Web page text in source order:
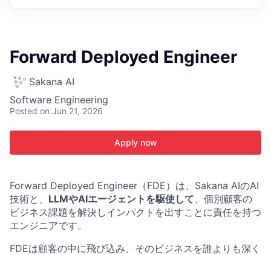
Forward Deployed Engineer
Sakana AI
Software Engineering
Posted on Jun 21, 2026
Apply now
Forward Deployed Engineer（FDE）は、Sakana AIのAI
技術と、 LLMやAIエージェントを駆使して、個別顧客の
ビジネス課題を解決しインパクトを出すことに責任を持つ
エンジニアです。
FDEは顧客の中に飛び込み、そのビジネスを誰よりも深く